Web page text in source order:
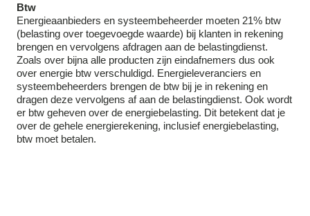
Btw
Energieaanbieders en systeembeheerder moeten 21% btw
(belasting over toegevoegde waarde) bij klanten in rekening
brengen en vervolgens afdragen aan de belastingdienst.
Zoals over bijna alle producten zijn eindafnemers dus ook
over energie btw verschuldigd. Energieleveranciers en
systeembeheerders brengen de btw bij je in rekening en
dragen deze vervolgens af aan de belastingdienst. Ook wordt
er btw geheven over de energiebelasting. Dit betekent dat je
over de gehele energierekening, inclusief energiebelasting,
btw moet betalen.